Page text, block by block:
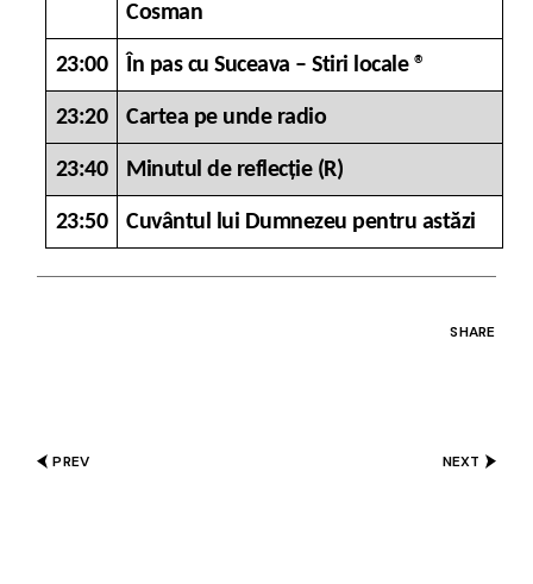
Cosman
23:00 În pas cu Suceava – Stiri locale ®
23:20 Cartea pe unde radio
23:40 Minutul de reflecție (R)
23:50 Cuvântul lui Dumnezeu pentru astăzi
SHARE
PREV NEXT